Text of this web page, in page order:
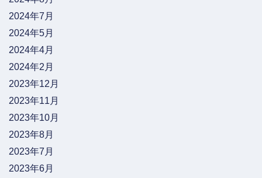
2024年7月
2024年5月
2024年4月
2024年2月
2023年12月
2023年11月
2023年10月
2023年8月
2023年7月
2023年6月